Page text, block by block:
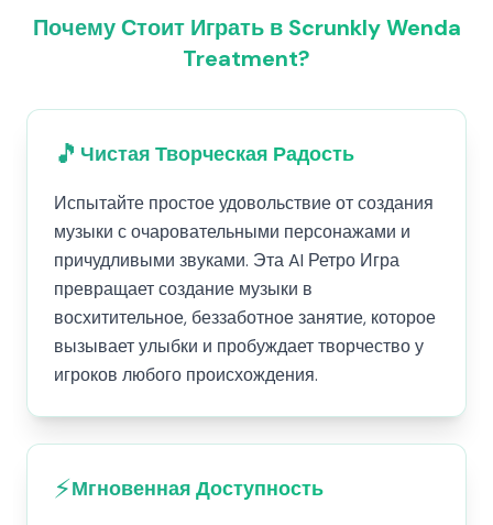
Почему Стоит Играть в Scrunkly Wenda
Treatment?
🎵 Чистая Творческая Радость
Испытайте простое удовольствие от создания
музыки с очаровательными персонажами и
причудливыми звуками. Эта AI Ретро Игра
превращает создание музыки в
восхитительное, беззаботное занятие, которое
вызывает улыбки и пробуждает творчество у
игроков любого происхождения.
⚡Мгновенная Доступность